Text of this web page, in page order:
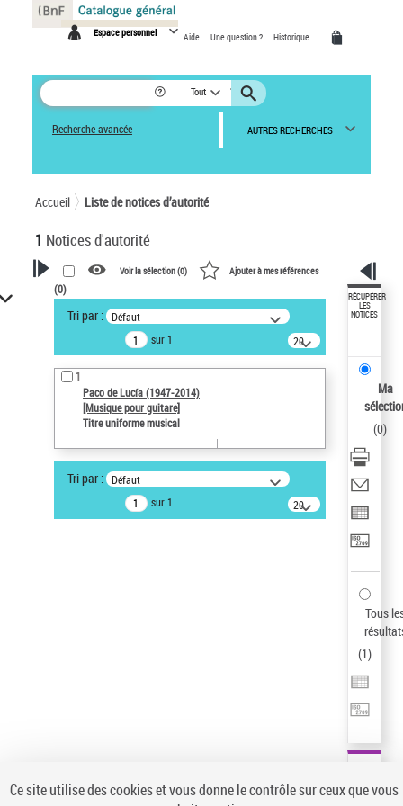
Espace personnel Aide Une question ? Historique
Tout
Recherche avancée AUTRES RECHERCHES
Accueil Liste de notices d’autorité
1 Notices d'autorité
VOTRE RECHERCHE
Recherche avancée dans les
notices d’autorité
Œuvres liées à l'auteur :
Paco de Lucía (1947-2014)
Type de notice d'autorité
Œuvre
Statut de la notice d’autorité
Voir la sélection (0) Ajouter à mes références
(0)
Tri par : Défaut
sur 1
20
résultats/page
1
Paco de Lucía (1947-2014)
[Musique pour guitare]
Titre uniforme musical
Tri par : Défaut
sur 1
20
résultats/page
RÉCUPÉRER
LES
NOTICES
Ma
(0)
Tous
(1)
Panneau de gestion des cookies
Ce site utilise des cookies et vous donne le contrôle sur ceux que vous